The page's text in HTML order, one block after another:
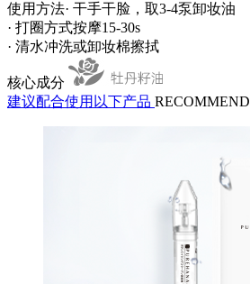
使用方法· 干手干脸，取3-4泵卸妆油
· 打圈方式按摩15-30s
· 清水冲洗或卸妆棉擦拭
核心成分
建议配合使用以下产品 RECOMMEND